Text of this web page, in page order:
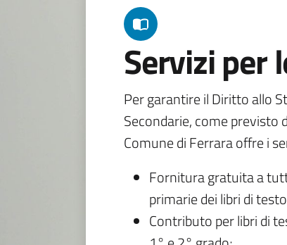
Servizi per
Per garantire il Diritto allo
Secondarie, come previsto
Comune di Ferrara offre i
Fornitura gratuita a
primarie dei libri di
Contributo per libri di